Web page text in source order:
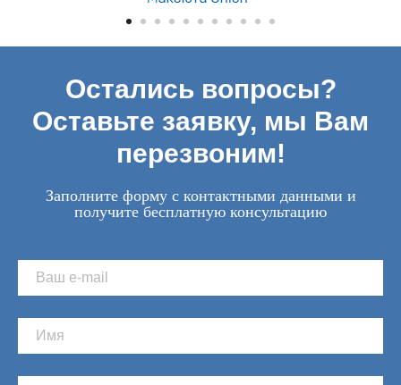
Остались вопросы?
Оставьте заявку, мы Вам
перезвоним!
Заполните форму с контактными данными и
получите бесплатную консультацию